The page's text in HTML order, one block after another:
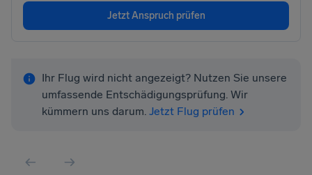
Jetzt Anspruch prüfen
Ihr Flug wird nicht angezeigt? Nutzen Sie unsere
umfassende Entschädigungsprüfung. Wir
kümmern uns darum. Jetzt Flug prüfen